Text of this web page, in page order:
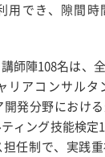
用でき、隙間
師陣108名は、
リアコンサルタ
発分野におけ
ティング技能検
任制で、実践